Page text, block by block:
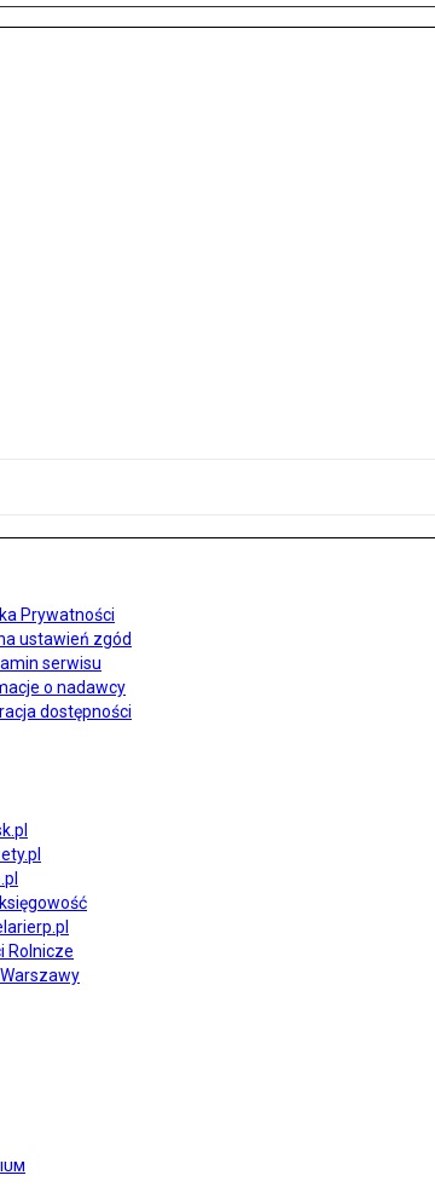
Prywatności
ustawień zgód
serwisu
o nadawcy
dostępności
Rolnicze